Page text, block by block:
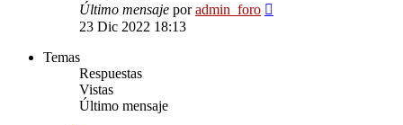
Último mensaje poradmin_foro
23 Dic 2022 18:13
Temas
Respuestas
Vistas
Último mensaje